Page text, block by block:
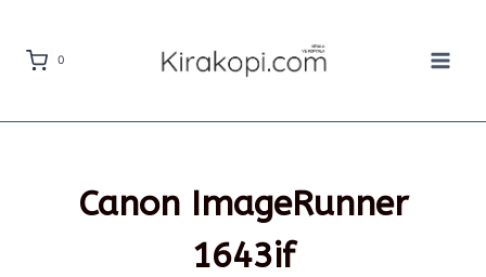
0
Canon ImageRunner
1643if